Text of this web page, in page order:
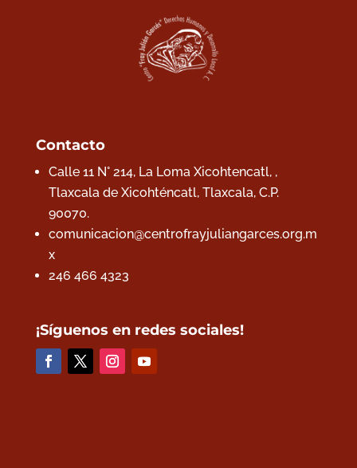
Contacto
Calle 11 N° 214, La Loma Xicohtencatl, ,
Tlaxcala de Xicohténcatl, Tlaxcala, C.P.
90070.
comunicacion@centrofrayjuliangarces.org.m
x
246 466 4323
¡Síguenos en redes sociales!